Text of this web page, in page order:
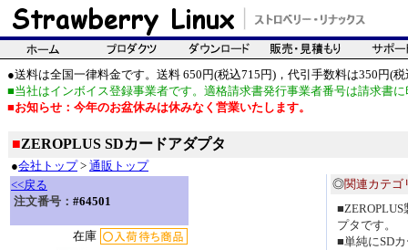
●送料は全国一律料金です。送料 650円(税込715円)，代引手数料は350円(税
■当社はインボイス登録事業者です。適格請求書発行事業者番号は請求書
■お知らせ：今年のお盆休みは休みなく営業いたします。
■ZEROPLUS SDカードアダプタ
●会社トップ> 通販トップ
<<戻る
注文番号： #64501
在庫
◎関連カテゴ
プタです。
■単純にSD